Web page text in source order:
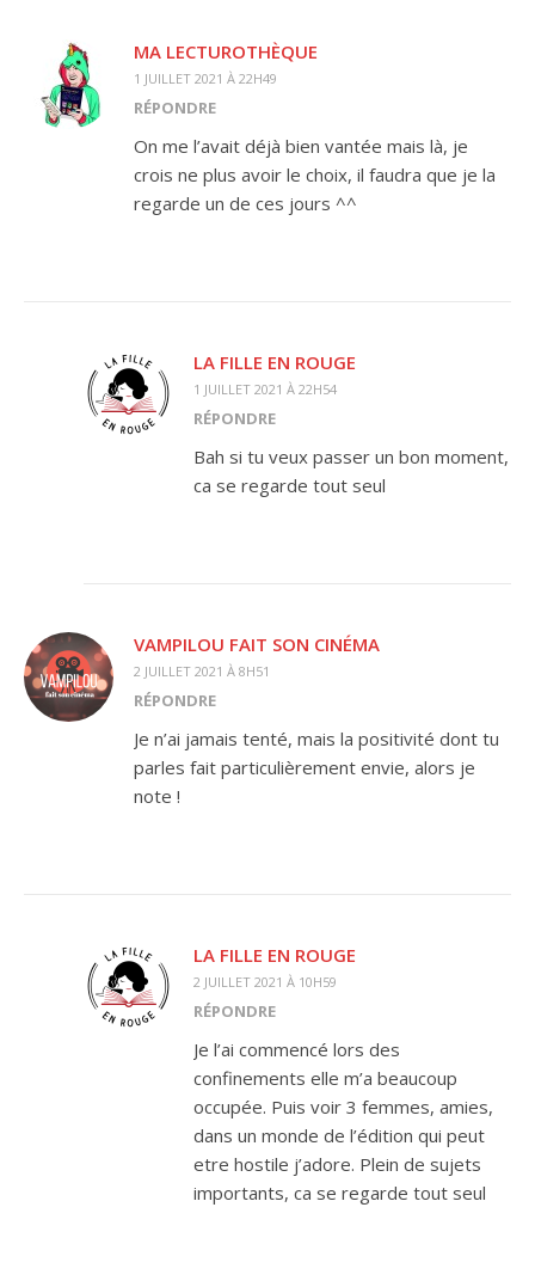
MA LECTUROTHÈQUE
1 JUILLET 2021 À 22H49
RÉPONDRE
On me l’avait déjà bien vantée mais là, je
crois ne plus avoir le choix, il faudra que je la
regarde un de ces jours ^^
LA FILLE EN ROUGE
1 JUILLET 2021 À 22H54
RÉPONDRE
Bah si tu veux passer un bon moment,
ca se regarde tout seul
VAMPILOU FAIT SON CINÉMA
2 JUILLET 2021 À 8H51
RÉPONDRE
Je n’ai jamais tenté, mais la positivité dont tu
parles fait particulièrement envie, alors je
note !
LA FILLE EN ROUGE
2 JUILLET 2021 À 10H59
RÉPONDRE
Je l’ai commencé lors des
confinements elle m’a beaucoup
occupée. Puis voir 3 femmes, amies,
dans un monde de l’édition qui peut
etre hostile j’adore. Plein de sujets
importants, ca se regarde tout seul